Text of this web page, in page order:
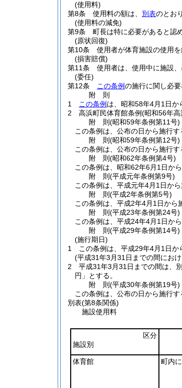
(使用料)
第8条
使用料の額は、 別表のとお
(使用料の減免)
第9条
町長は特に必要があると認
(原状回復)
第10条
使用者が体育施設の使用
(損害賠償)
第11条
使用者は、使用中に施設
(委任)
第12条
この条例の施行に関し必要
附 則
1
この条例 は、昭和58年4月1日か
2
高浜町民体育館条例(昭和56年
附 則(昭和59年条例第11号)
この条例は、公布の日から施行す
附 則(昭和59年条例第12号)
この条例は、公布の日から施行す
附 則(昭和62年条例第4号)
この条例は、昭和62年6月1日から
附 則(平成元年条例第9号)
この条例は、平成元年4月1日から
附 則(平成2年条例第5号)
この条例は、平成2年4月1日から
附 則(平成23年条例第24号)
この条例は、平成24年4月1日から
附 則(平成29年条例第14号)
(施行期日)
1
この条例は、平成29年4月1日か
(平成31年3月31日までの間にお
2
平成31年3月31日までの間は、
円」とする。
附 則(平成30年条例第19号)
この条例は、公布の日から施行す
別表(第8条関係)
施設使用料
区分
施設別
体育館
町内